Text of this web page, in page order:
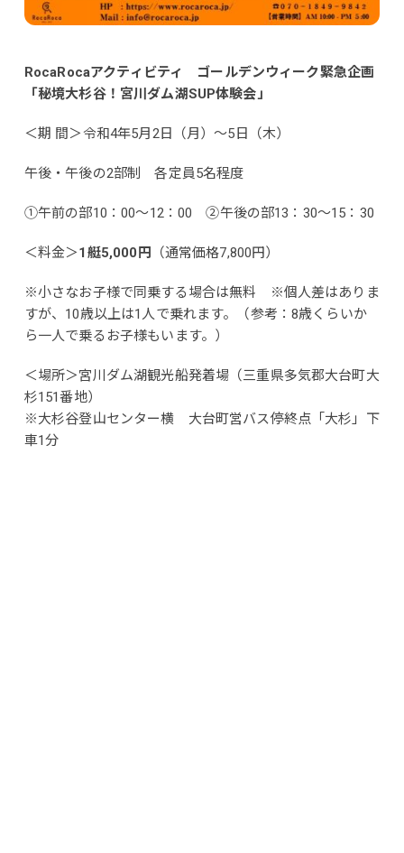
RocaRocaアクティビティ ゴールデンウィーク緊急企画
「秘境⼤杉⾕！宮川ダム湖SUP体験会」
＜期 間＞令和4年5月2⽇（月）～5日（木）
午後・午後の2部制 各定員5名程度
①午前の部10：00～12：00 ②午後の部13：30～15：30
＜料金＞1艇5,000円 （通常価格7,800円）
※小さなお子様で同乗する場合は無料 ※個人差はありま
すが、10歳以上は1人で乗れます。（参考：8歳くらいか
ら一人で乗るお子様もいます。）
＜場所＞宮川ダム湖観光船発着場（三重県多気郡⼤台町⼤
杉151番地）
※⼤杉⾕登⼭センター横 ⼤台町営バス停終点「⼤杉」下
⾞1分